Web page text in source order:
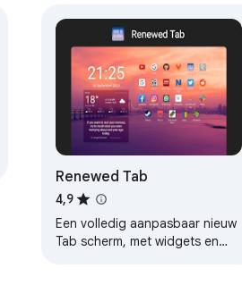
Renewed Tab
4,9
Een volledig aanpasbaar nieuw
Tab scherm, met widgets en